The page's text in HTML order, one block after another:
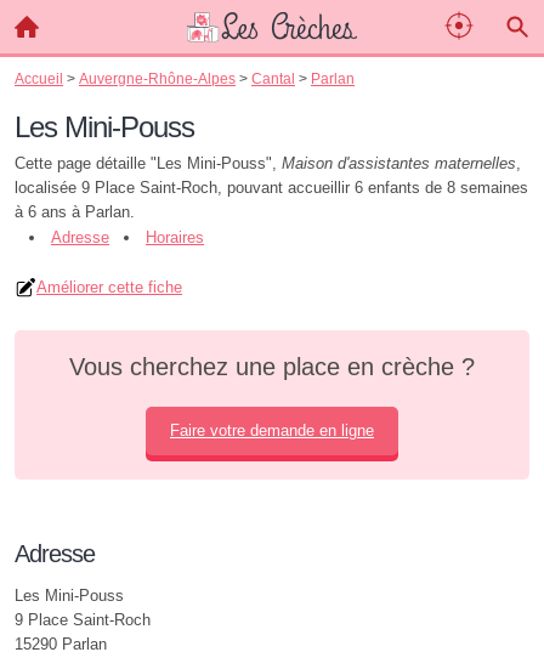
Accueil > Auvergne-Rhône-Alpes > Cantal > Parlan
Les Mini-Pouss
Cette page détaille "Les Mini-Pouss", Maison d'assistantes maternelles,
localisée 9 Place Saint-Roch, pouvant accueillir 6 enfants de 8 semaines
à 6 ans à Parlan.
Adresse
Horaires
Améliorer cette fiche
Vous cherchez une place en crèche ?
Faire votre demande en ligne
Adresse
Les Mini-Pouss
9 Place Saint-Roch
15290 Parlan